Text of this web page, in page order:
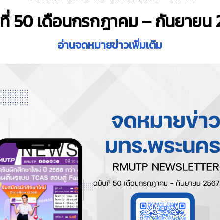
50 เดือนกรกฎาคม – กันยายน
อ่านจดหมายข่าวเพิ่มเติม